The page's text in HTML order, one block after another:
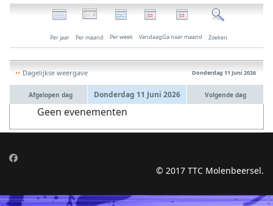
Per jaar Per maand Per week VandaagGa naar maand Zoeken
Dagelijkse weergave Donderdag 11 Juni 2026
Afgelopen dag Donderdag 11 Juni 2026 Volgende dag
Geen evenementen
© 2017 TTC Molenbeersel.